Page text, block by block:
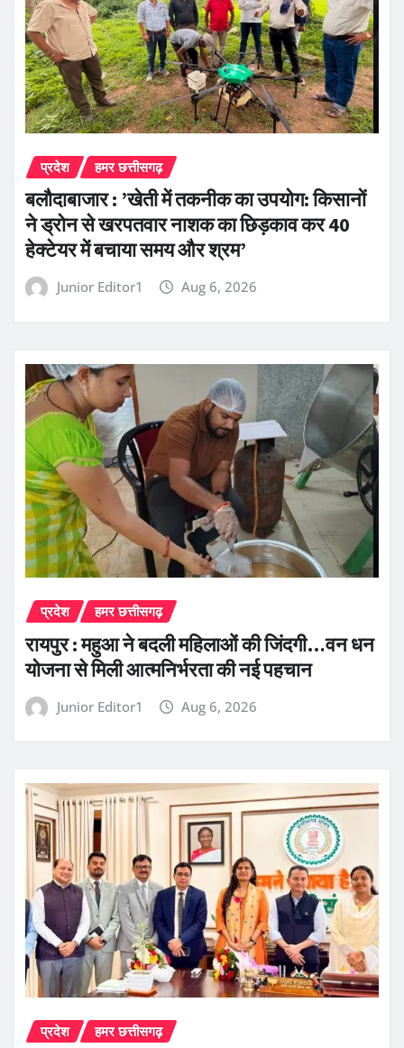
प्रदेश हमर छत्तीसगढ़
बलौदाबाजार : ’खेती में तकनीक का उपयोग: किसानों
ने ड्रोन से खरपतवार नाशक का छिड़काव कर 40
हेक्टेयर में बचाया समय और श्रम’
Junior Editor1 Aug 6, 2026
प्रदेश हमर छत्तीसगढ़
रायपुर : महुआ ने बदली महिलाओं की जिंदगी…वन धन
योजना से मिली आत्मनिर्भरता की नई पहचान
Junior Editor1 Aug 6, 2026
प्रदेश हमर छत्तीसगढ़